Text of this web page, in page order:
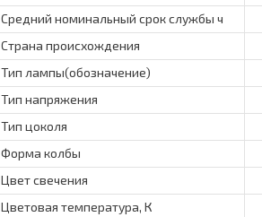
Средний номинальный срок службы ч
Страна происхождения
Тип лампы(обозначение)
Тип напряжения
Тип цоколя
Форма колбы
Цвет свечения
Цветовая температура, К